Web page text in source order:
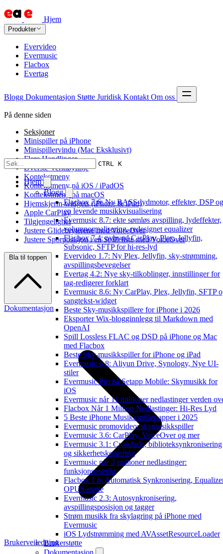
Hjem
Produkter
Evervideo
Evermusic
Flacbox
Evertag
Blogg Dokumentasjon Støtte Juridisk Kontakt Om oss
CTRL K
Hjem
Blogg
Flacbox 7.6: Ny BASS-lydmotor, effekter, DSP og
en levende musikkvisualisering
Evermusic 8.7: ekte sømløs avspilling, lydeffekter,
volumnormalisering, redesignet equalizer
Flacbox 7.4: nybygd CarPlay, Plex, Jellyfin,
Subsonic, SFTP for hi-res-lyd
Evervideo 1.7: Ny Plex, Jellyfin, sky-strømming,
avspillingsbevegelser
Evertag 4.2: Nye sky-tilkoblinger, innstillinger for
tag-redigerer forklart
Evermusic 8.6: Ny CarPlay, Plex, Jellyfin, SFTP
sangtekst-widget
Beste Sky-musikkspillere for iPhone i 2026
Eksporter Wix-blogginnlegg til Markdown med
OpenAI
Spill Lossless FLAC og DSD på iPhone og Mac
med Flacbox
Beste Sky-musikkspiller for iPhone og iPad
Evermusic 6.8: Aliyun Drive, Synology, Nye UI-
stiler
Evermusic Pro på Setapp Mobile: Skymusikk for
iOS
Evermusic når 11 millioner nedlastinger verden
Flacbox Når 1 Million Nedlastinger: Hi-Res Lyd
5 Beste iPhone Musikkspiller-apper i 2025
Evermusic promovideo: skymusikkspiller
Evermusic 3.6: CarPlay, VoiceOver og mer
Evermusic 3.1: Crossfade, biblioteksynkronisering
og sikkerhetskopiering
Evermusic når 3 millioner nedlastinger:
funksjonsoverikt
Flacbox 1.6: Automatisk Synkronisering,
OPUS-støtte
Evermusic 2.3: Autosynkronisering,
avspillingsposisjon og tagger
Strøm musikk fra skylagring på iPhone med
Evermusic
iOS Lydstrømming med AVAssetResourceLoader
Brukerstøtte
Dokumentasjon
På denne siden
Seksjoner
Minispiller på iPhone
Minispillervindu (Mac Eksklusivt)
Flere Handlinger
Øverste Verktøylinje
Kontekstmeny
Kontekstmeny på iOS / iPadOS
Kontekstmeny på macOS
Hjemskjerm-widgets (iPhone & iPad)
Apple CarPlay
Tilgjengelighet
Justere Glidebryterene med VoiceOver
Justere Sporposisjon i en Spilleliste med VoiceOver
Bla til toppen
Dokumentasjon
Brukerveiledning